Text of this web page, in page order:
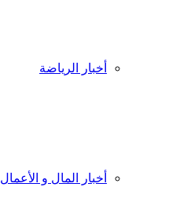
أخبار الرياضة
أخبار المال و الأعمال